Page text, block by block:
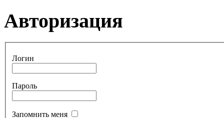
Авторизация
Логин
Пароль
Запомнить меня